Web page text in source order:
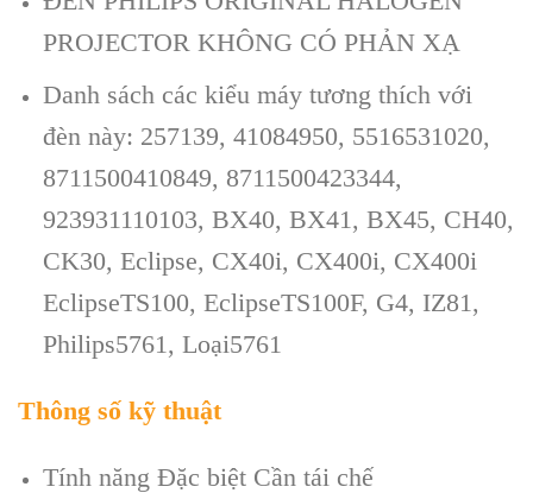
PROJECTOR KHÔNG CÓ PHẢN XẠ
Danh sách các kiểu máy tương thích với
đèn này: 257139, 41084950, 5516531020,
8711500410849, 8711500423344,
923931110103, BX40, BX41, BX45, CH40,
CK30, Eclipse, CX40i, CX400i, CX400i
EclipseTS100, EclipseTS100F, G4, IZ81,
Philips5761, Loại5761
Thông số kỹ thuật
Tính năng Đặc biệt Cần tái chế